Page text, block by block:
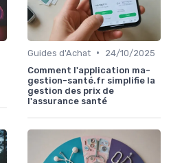
Guides d'Achat •
24/10/2025
Comment l'application ma-
gestion-santé.fr simplifie la
gestion des prix de
l'assurance santé